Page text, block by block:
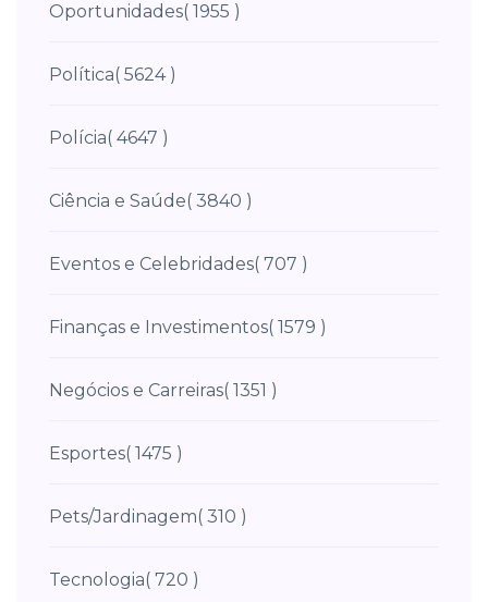
Oportunidades( 1955 )
Política( 5624 )
Polícia( 4647 )
Ciência e Saúde( 3840 )
Eventos e Celebridades( 707 )
Finanças e Investimentos( 1579 )
Negócios e Carreiras( 1351 )
Esportes( 1475 )
Pets/Jardinagem( 310 )
Tecnologia( 720 )